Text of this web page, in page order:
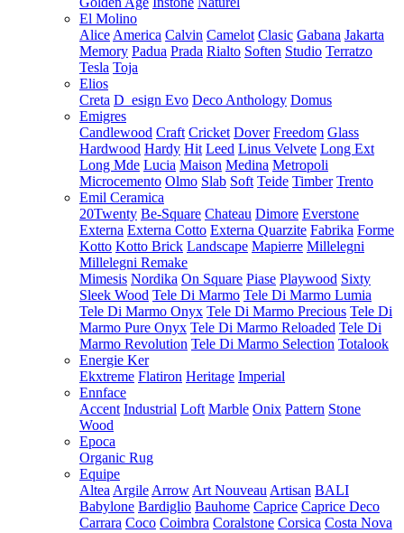
El Molino
Alice America Calvin Camelot Clasic Gabana Jakarta
Memory Padua Prada Rialto Soften Studio Terratzo
Tesla Toja
Elios
Creta D_esign Evo Deco Anthology Domus
Emigres
Candlewood Craft Cricket Dover Freedom Glass
Hardwood Hardy Hit Leed Linus Velvete Long Ext
Long Mde Lucia Maison Medina Metropoli
Microcemento Olmo Slab Soft Teide Timber Trento
Emil Ceramica
20Twenty Be-Square Chateau Dimore Everstone
Externa Externa Cotto Externa Quarzite Fabrika Forme
Kotto Kotto Brick Landscape Mapierre Millelegni
Millelegni Remake
Mimesis Nordika On Square Piase Playwood Sixty
Sleek Wood Tele Di Marmo Tele Di Marmo Lumia
Tele Di Marmo Onyx Tele Di Marmo Precious Tele Di
Marmo Pure Onyx Tele Di Marmo Reloaded Tele Di
Marmo Revolution Tele Di Marmo Selection Totalook
Energie Ker
Ekxtreme Flatiron Heritage Imperial
Ennface
Accent Industrial Loft Marble Onix Pattern Stone
Wood
Epoca
Organic Rug
Equipe
Altea Argile Arrow Art Nouveau Artisan BALI
Babylone Bardiglio Bauhome Caprice Caprice Deco
Carrara Coco Coimbra Coralstone Corsica Costa Nova